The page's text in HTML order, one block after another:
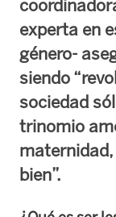
experta en
género-
siendo
sociedad
trinomio
maternidad,
bien”.